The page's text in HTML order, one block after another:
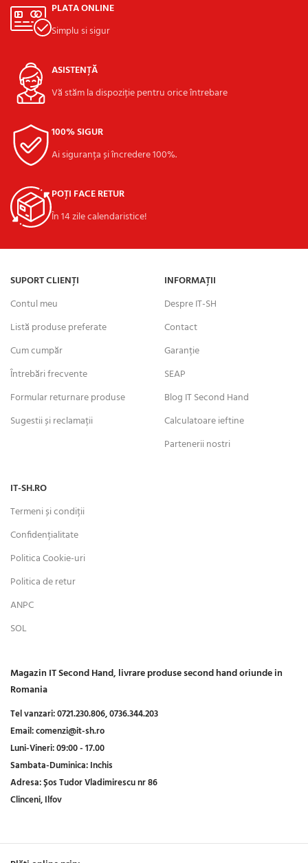
PLATA ONLINE
Simplu si sigur
ASISTENȚĂ
Vă stăm la dispoziție pentru orice întrebare
100% SIGUR
Ai siguranța și încredere 100%.
POȚI FACE RETUR
În 14 zile calendaristice!
SUPORT CLIENȚI
Contul meu
Listă produse preferate
Cum cumpăr
Întrebări frecvente
Formular returnare produse
Sugestii și reclamații
INFORMAȚII
Despre IT-SH
Contact
Garanție
SEAP
Blog IT Second Hand
Calculatoare ieftine
Partenerii nostri
IT-SH.RO
Termeni și condiții
Confidențialitate
Politica Cookie-uri
Politica de retur
ANPC
SOL
Magazin IT Second Hand, livrare produse second hand oriunde in
Romania
Tel vanzari:0721.230.806,0736.344.203
Email:comenzi@it-sh.ro
Luni-Vineri:09:00 - 17.00
Sambata-Duminica:Inchis
Adresa:Șos Tudor Vladimirescu nr 86
Clinceni, Ilfov